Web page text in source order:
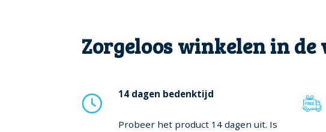
Zorgeloos winkelen in
14 dagen bedenktijd
Probeer het product 14 dagen uit. Is